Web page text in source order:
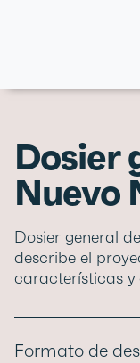
Dosier
Nuevo
Dosier general
describe el
características y
Formato de